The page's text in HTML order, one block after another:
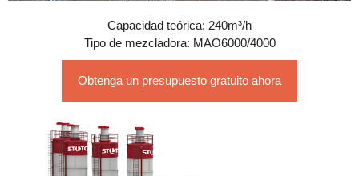
Capacidad teórica: 240m³/h
Tipo de mezcladora: MAO6000/4000
Obtenga un presupuesto gratuito ahora